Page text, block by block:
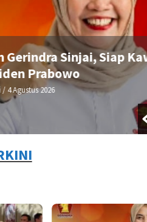
Sinjai, Siap Kawal
Prabowo
2026